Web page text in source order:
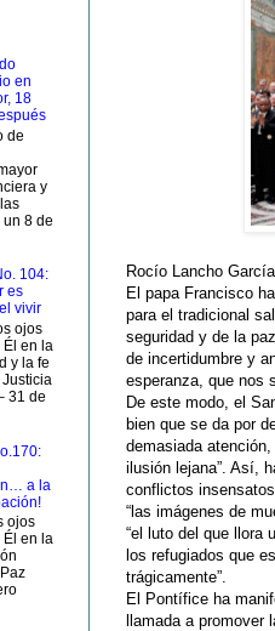
Rocío Lancho García
El papa Francisco
para el tradicional
seguridad y de la
de incertidumbre y
esperanza, que nos
De este modo, el
bien que se da por
demasiada
ilusión lejana”. Así,
conflictos
“las imágenes de
“el luto del que llora
los refugiados que
trágicamente”.
El Pontífice ha
llamada a
en
18
de
y
8 de
104:
es
vivir
ojos
en la
y la fe
31 de
a la
ojos
Él en la